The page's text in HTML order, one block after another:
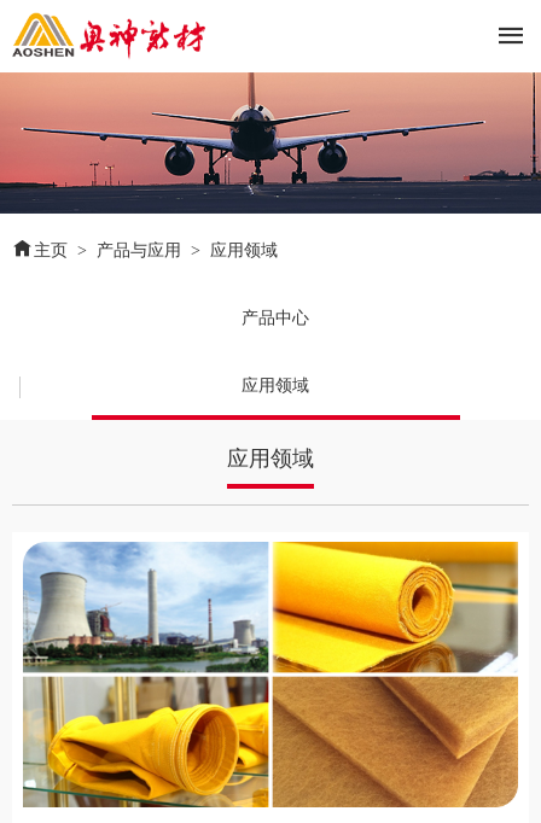

 主页 > 产品与应用 > 应用领域
产品中心
应用领域
应用领域